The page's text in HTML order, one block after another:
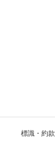
標識・約款